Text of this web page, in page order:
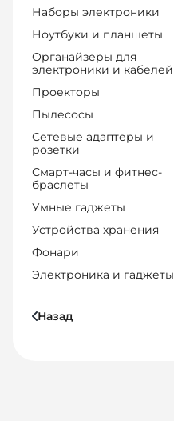
Наборы электроники
Ноутбуки и планшеты
Органайзеры для
электроники и кабелей
Проекторы
Пылесосы
Сетевые адаптеры и
розетки
Смарт-часы и фитнес-
браслеты
Умные гаджеты
Устройства хранения
Фонари
Электроника и гаджеты
Назад